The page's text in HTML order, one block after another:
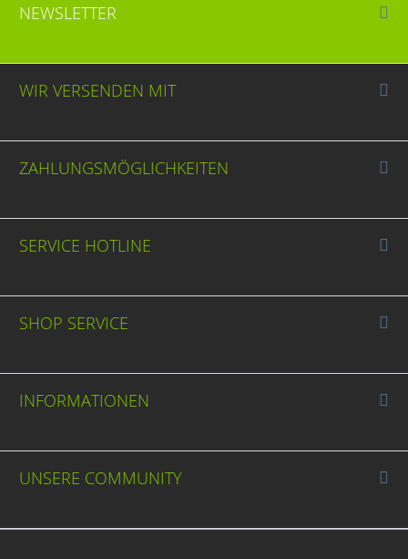
NEWSLETTER
WIR VERSENDEN MIT
ZAHLUNGSMÖGLICHKEITEN
SERVICE HOTLINE
SHOP SERVICE
INFORMATIONEN
UNSERE COMMUNITY